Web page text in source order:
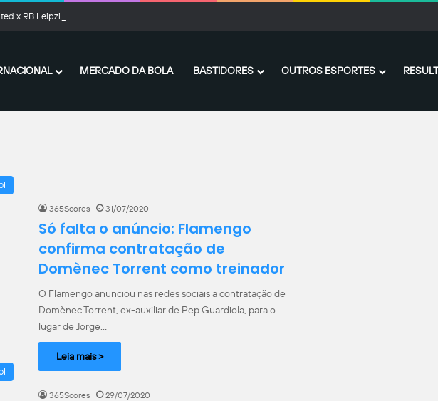
x RB Leipzig: onde assistir ao vivo, horário e prováveis escalações
MERCADO DA BOLA BASTIDORES OUTROS ESPORTES
365Scores 31/07/2020
Só falta o anúncio: Flamengo
confirma contratação de
Domènec Torrent como treinador
O Flamengo anunciou nas redes sociais a contratação de
Domènec Torrent, ex-auxiliar de Pep Guardiola, para o
lugar de Jorge…
Leia mais >
365Scores 29/07/2020